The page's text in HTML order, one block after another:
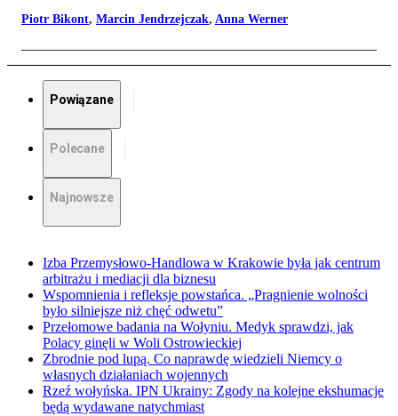
Piotr Bikont, Marcin Jendrzejczak, Anna Werner
Powiązane
Polecane
Najnowsze
Izba Przemysłowo-Handlowa w Krakowie była jak centrum
arbitrażu i mediacji dla biznesu
Wspomnienia i refleksje powstańca. „Pragnienie wolności
było silniejsze niż chęć odwetu”
Przełomowe badania na Wołyniu. Medyk sprawdzi, jak
Polacy ginęli w Woli Ostrowieckiej
Zbrodnie pod lupą. Co naprawdę wiedzieli Niemcy o
własnych działaniach wojennych
Rzeź wołyńska. IPN Ukrainy: Zgody na kolejne ekshumacje
będą wydawane natychmiast